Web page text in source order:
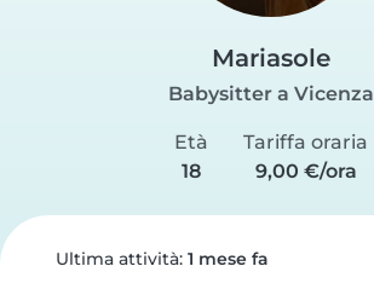
Mariasole
Babysitter a Vicenza
Età
18
Tariffa oraria
9,00 €/ora
Ultima attività: 1 mese fa